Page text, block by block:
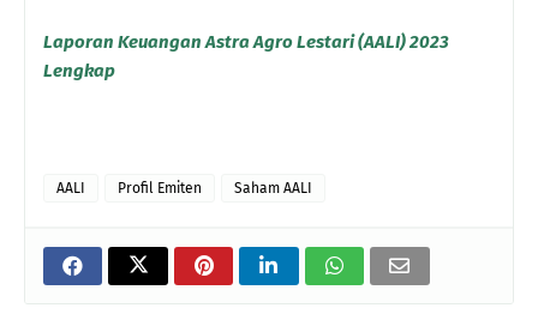
Laporan Keuangan Astra Agro Lestari (AALI) 2023
Lengkap
AALI Profil Emiten Saham AALI